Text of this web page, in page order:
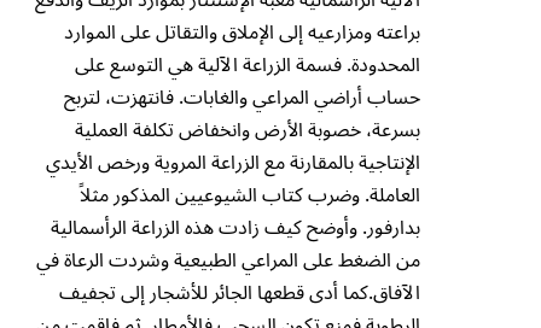
براعته ومزارعيه إلى الإملاق والتقاتل على الموارد
المحدودة. فسمة الزراعة الآلية هي التوسع على
حساب أراضي المراعي والغابات. فانتهزت، لتربح
بسرعة، خصوبة الأرض وانخفاض تكلفة العملية
الإنتاجية بالمقارنة مع الزراعة المروية ورخص الأيدي
العاملة. وضرب كتاب الشيوعيين المذكور مثلاً
بدارفور. وأوضح كيف زادت هذه الزراعة الرأسمالية
من الضغط على المراعي الطبيعية وشردت الرعاة في
الآفاق.كما أدى قطعها الجائر للأشجار إلى تجفيف